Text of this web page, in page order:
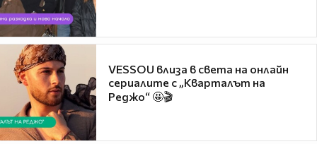
VESSOU влиза в света на онлайн
сериалите с „Кварталът на
Реджо“ 🤩🎬